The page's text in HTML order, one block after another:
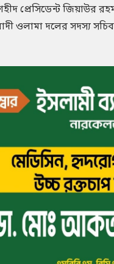
প্রেসিডেন্ট জিয়াউর
ওলামা দলের সদস্য